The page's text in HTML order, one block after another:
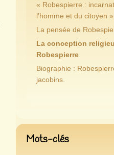
« Robespierre :
l’homme et du citoyen ».
La pensée de
La conception
Robespierre
Biographie :
jacobins.
Mots-clés